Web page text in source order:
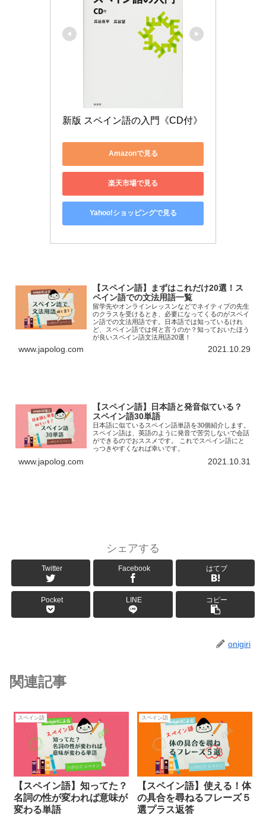
新版 スペイン語の入門《CD付》
Amazonで見る
楽天市場で見る
Yahoo!ショッピングで見る
【スペイン語】まずはこれだけ20選！ス
ペイン語での文法用語一覧
留学先やオンラインレッスンなどでネイティブの先生
のクラスを受けるとき、必要になってくるのがスペイ
ン語での文法用語です。日本語では知っているけれ
ど、スペイン語では何と言うのか？知っておいたほう
が良いスペイン語文法用語20選！
www.japolog.com 2021.10.29
【スペイン語】日本語と発音似ている？
スペイン語30単語
日本語に似ているスペイン語単語を30個紹介します。
スペイン語は、英語のように発音で苦労しないで会話
ができるのでおススメです。 これでスペイン語にと
っつきやすくなれば幸いです。
www.japolog.com 2021.10.31
シェアする
Twitter Facebook はてブ
Pocket LINE コピー
onigiri
関連記事
スペイン語
【スペイン語】知ってた？
名詞の性が変われば意味が
変わる単語
スペイン語
【スペイン語】使える！体
の具合を尋ねるフレーズ５
選プラス返答